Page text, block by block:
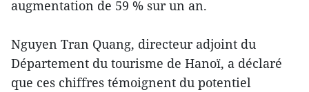
augmentation de 59 % sur un an.
Nguyen Tran Quang, directeur adjoint du
Département du tourisme de Hanoï, a déclaré
que ces chiffres témoignent du potentiel